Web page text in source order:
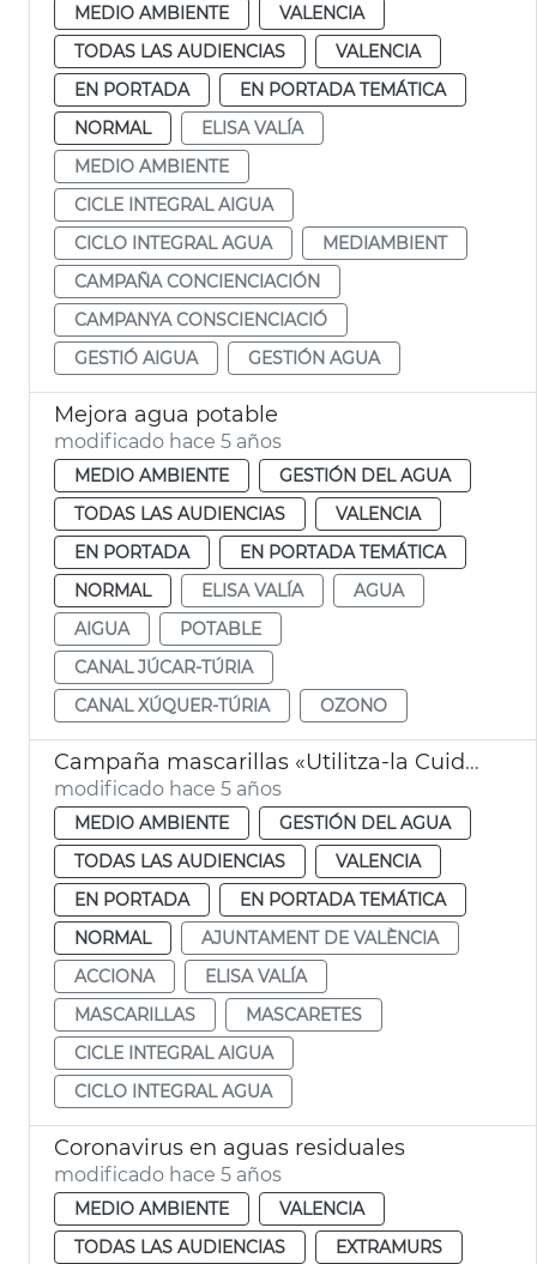
MEDIO AMBIENTE
VALENCIA
TODAS LAS AUDIENCIAS
VALENCIA
EN PORTADA
EN PORTADA TEMÁTICA
NORMAL
ELISA VALÍA
MEDIO AMBIENTE
CICLE INTEGRAL AIGUA
CICLO INTEGRAL AGUA
MEDIAMBIENT
CAMPAÑA CONCIENCIACIÓN
CAMPANYA CONSCIENCIACIÓ
GESTIÓ AIGUA
GESTIÓN AGUA
Mejora agua potable
modificado hace 5 años
MEDIO AMBIENTE
GESTIÓN DEL AGUA
TODAS LAS AUDIENCIAS
VALENCIA
EN PORTADA
EN PORTADA TEMÁTICA
NORMAL
ELISA VALÍA
AGUA
AIGUA
POTABLE
CANAL JÚCAR-TÚRIA
CANAL XÚQUER-TÚRIA
OZONO
Campaña mascarillas «Utilitza-la Cuida’ns»
modificado hace 5 años
MEDIO AMBIENTE
GESTIÓN DEL AGUA
TODAS LAS AUDIENCIAS
VALENCIA
EN PORTADA
EN PORTADA TEMÁTICA
NORMAL
AJUNTAMENT DE VALÈNCIA
ACCIONA
ELISA VALÍA
MASCARILLAS
MASCARETES
CICLE INTEGRAL AIGUA
CICLO INTEGRAL AGUA
Coronavirus en aguas residuales
modificado hace 5 años
MEDIO AMBIENTE
VALENCIA
TODAS LAS AUDIENCIAS
EXTRAMURS